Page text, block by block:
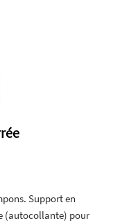
Support en
(autocollante) pour